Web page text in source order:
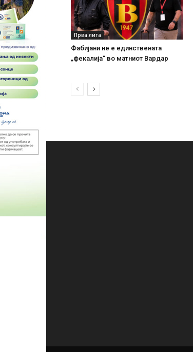
Прва лига
Фабијани не е единствената
„фекалија“ во матниот Вардар